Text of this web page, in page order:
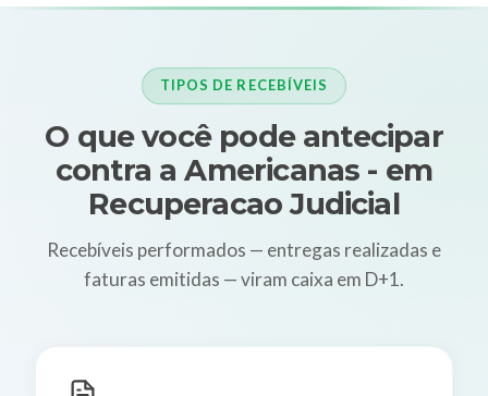
TIPOS DE RECEBÍVEIS
O que você pode antecipar
contra a Americanas - em
Recuperacao Judicial
Recebíveis performados — entregas realizadas e
faturas emitidas — viram caixa em D+1.